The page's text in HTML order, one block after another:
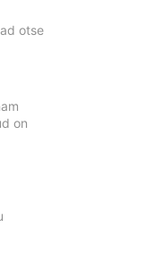
otse
on